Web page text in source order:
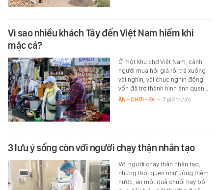
Vì sao nhiều khách Tây đến Việt Nam hiếm khi
mặc cả?
Ở một khu chợ Việt Nam, cảnh
người mua hỏi giá rồi trả xuống
vài nghìn, vài chục nghìn đồng
vốn đã trở thành hình ảnh quen…
ĂN - CHƠI - ĐI - 7 giờ trước
3 lưu ý sống còn với người chạy thận nhân tạo
Với người chạy thận nhân tạo,
những thói quen như uống thêm
nước, ăn một quả chuối hay bỏ